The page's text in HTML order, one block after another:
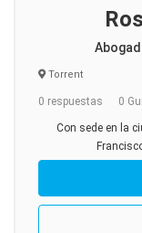
Torrent
0 respuestas 0
Con sede en la